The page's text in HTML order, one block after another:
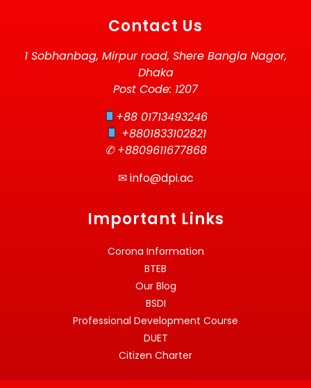
Contact Us
1 Sobhanbag, Mirpur road, Shere Bangla Nagor,
Dhaka
Post Code: 1207
+88 01713493246
+8801833102821
✆ +8809611677868
✉info@dpi.ac
Important Links
Corona Information
BTEB
Our Blog
BSDI
Professional Development Course
DUET
Citizen Charter